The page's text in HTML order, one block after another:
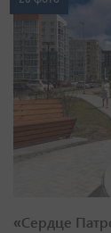
«Сердце